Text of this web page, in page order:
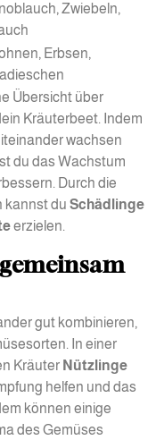
Zwiebeln,
Erbsen,
Übersicht über
Kräuterbeet. Indem
wachsen
du das Wachstum
Durch die
kannst du Schädlinge
erzielen.
gut kombinieren,
In einer
Kräuter Nützlinge
helfen und das
können einige
des Gemüses